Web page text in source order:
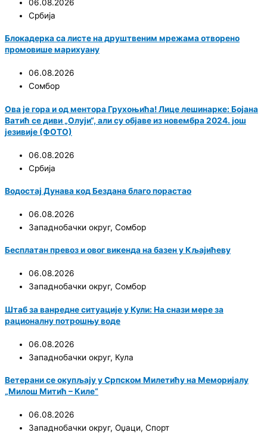
06.08.2026
Србија
Блокадерка са листе на друштвеним мрежама отворено
промовише марихуану
06.08.2026
Сомбор
Ова је гора и од ментора Грухоњића! Лице лешинарке: Бојана
Ватић се диви „Олуји“, али су објаве из новембра 2024. још
језивије (ФОТО)
06.08.2026
Србија
Водостај Дунава код Бездана благо порастао
06.08.2026
Западнобачки округ, Сомбор
Бесплатан превоз и овог викенда на базен у Кљајићеву
06.08.2026
Западнобачки округ, Сомбор
Штаб за ванредне ситуације у Кули: На снази мере за
рационалну потрошњу воде
06.08.2026
Западнобачки округ, Кула
Ветерани се окупљају у Српском Милетићу на Меморијалу
„Милош Митић – Киле“
06.08.2026
Западнобачки округ, Оџаци, Спорт